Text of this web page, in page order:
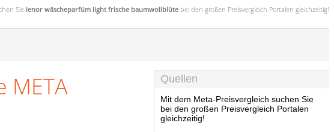
Sie lenor wäscheparfüm light frische baumwollblüte bei den großen Preisvergleich Portalen gleichzeitig!
META
Quellen
Mit dem Meta-Preisvergleich suchen Sie
bei den großen Preisvergleich Portalen
gleichzeitig!